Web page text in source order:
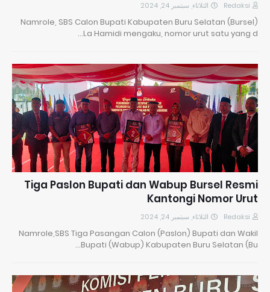
Redaksi الثلاثاء, سبتمبر 24, 2024
Namrole, SBS Calon Bupati Kabupaten Buru Selatan (Bursel)
La Hamidi mengaku, nomor urut satu yang d…
Tiga Paslon Bupati dan Wabup Bursel Resmi
Kantongi Nomor Urut
Redaksi الثلاثاء, سبتمبر 24, 2024
Namrole,SBS Tiga Pasangan Calon (Paslon) Bupati dan Wakil
Bupati (Wabup) Kabupaten Buru Selatan (Bu…